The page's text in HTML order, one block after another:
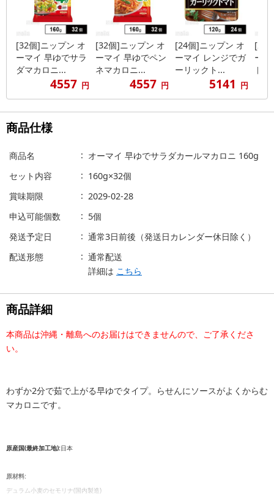
[32個]ニップン オ
ーマイ 早ゆでサラ
ダマカロニ...
4557 円
[32個]ニップン オ
ーマイ 早ゆでペン
ネマカロニ...
4557 円
[24個]ニップン オ
ーマイ レンジでガ
ーリックト...
5141 円
[24
ー
ト
商品仕様
商品名
オーマイ 早ゆでサラダカールマカロニ 160g
セット内容
160g×32個
賞味期限
2029-02-28
申込可能個数
5個
発送予定日
通常3日前後（発送日カレンダー休日除く）
配送形態
通常配送
詳細は こちら
商品詳細
本商品は沖縄・離島へのお届けはできませんので、ご了承くださ
い。
わずか2分で茹で上がる早ゆでタイプ。らせんにソースがよくからむ
マカロニです。
原産国(最終加工地):日本
原材料:
デュラム小麦のセモリナ(国内製造)